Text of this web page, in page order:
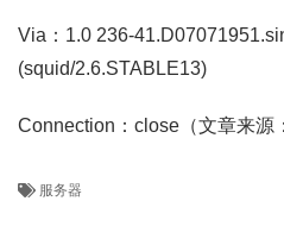
Via：1.0 236-
(squid/2.6.STABLE13)
Connection：close（文章来源：
服务器